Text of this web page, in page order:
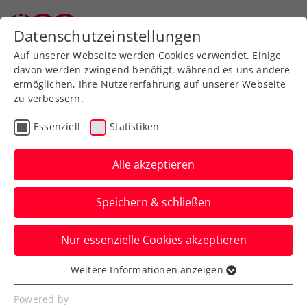
Zurück zur Newsübersicht
WTA
Gleichberechtigung im
Sport: Zwischen
Hürdenlauf und
Höhenflug
Die FE&MALE Sports Conference
„Advantage Ladies“ beim Upper Austria
Ladies Linz – ein voller Erfolg.
Datenschutzeinstellungen
Auf unserer Webseite werden Cookies verwendet. Einige
davon werden zwingend benötigt, während es uns andere
ermöglichen, Ihre Nutzererfahrung auf unserer Webseite
zu verbessern.
Essenziell Statistiken
Alle akzeptieren
Speichern & schließen
Nur essenzielle Cookies akzeptieren
Essenziell
Essenzielle Cookies werden für grundlegende
Weitere Informationen anzeigen
Powered by